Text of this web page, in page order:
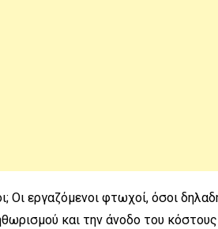
Οι εργαζόμενοι φτωχοί, όσοι
και την άνοδο του